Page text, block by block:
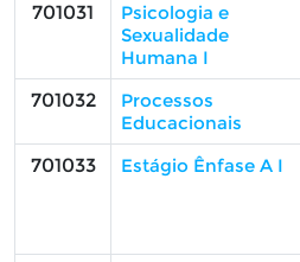
701031
Psicologia e
Sexualidade
Humana I
701032
Processos
Educacionais
701033 Estágio Ênfase A I